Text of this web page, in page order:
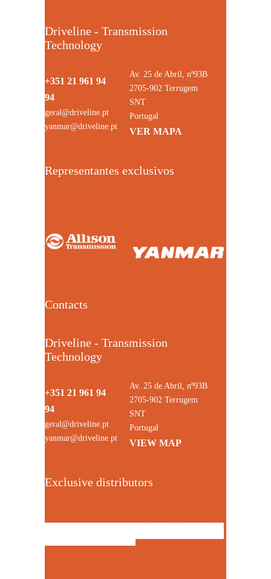
Driveline - Transmission
Technology
+351 21 961 94
94
geral@driveline.pt
yanmar@driveline.pt
Av. 25 de Abril, nº93B
2705-902 Terrugem
SNT
Portugal
VER MAPA
Representantes exclusivos
Contacts
Driveline - Transmission
Technology
+351 21 961 94
94
geral@driveline.pt
yanmar@driveline.pt
Av. 25 de Abril, nº93B
2705-902 Terrugem
SNT
Portugal
VIEW MAP
Exclusive distributors